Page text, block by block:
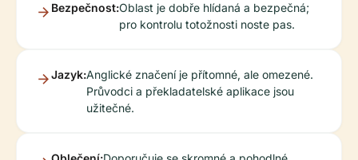
Bezpečnost:Oblast je dobře hlídaná a bezpečná;
pro kontrolu totožnosti noste pas.
Jazyk:Anglické značení je přítomné, ale omezené.
Průvodci a překladatelské aplikace jsou
užitečné.